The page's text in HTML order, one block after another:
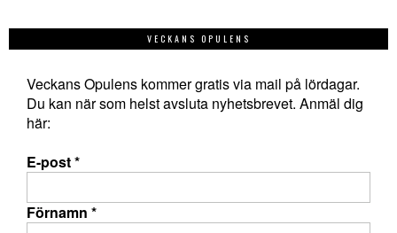
VECKANS OPULENS
Veckans Opulens kommer gratis via mail på lördagar.
Du kan när som helst avsluta nyhetsbrevet. Anmäl dig
här:
E-post*
Förnamn *